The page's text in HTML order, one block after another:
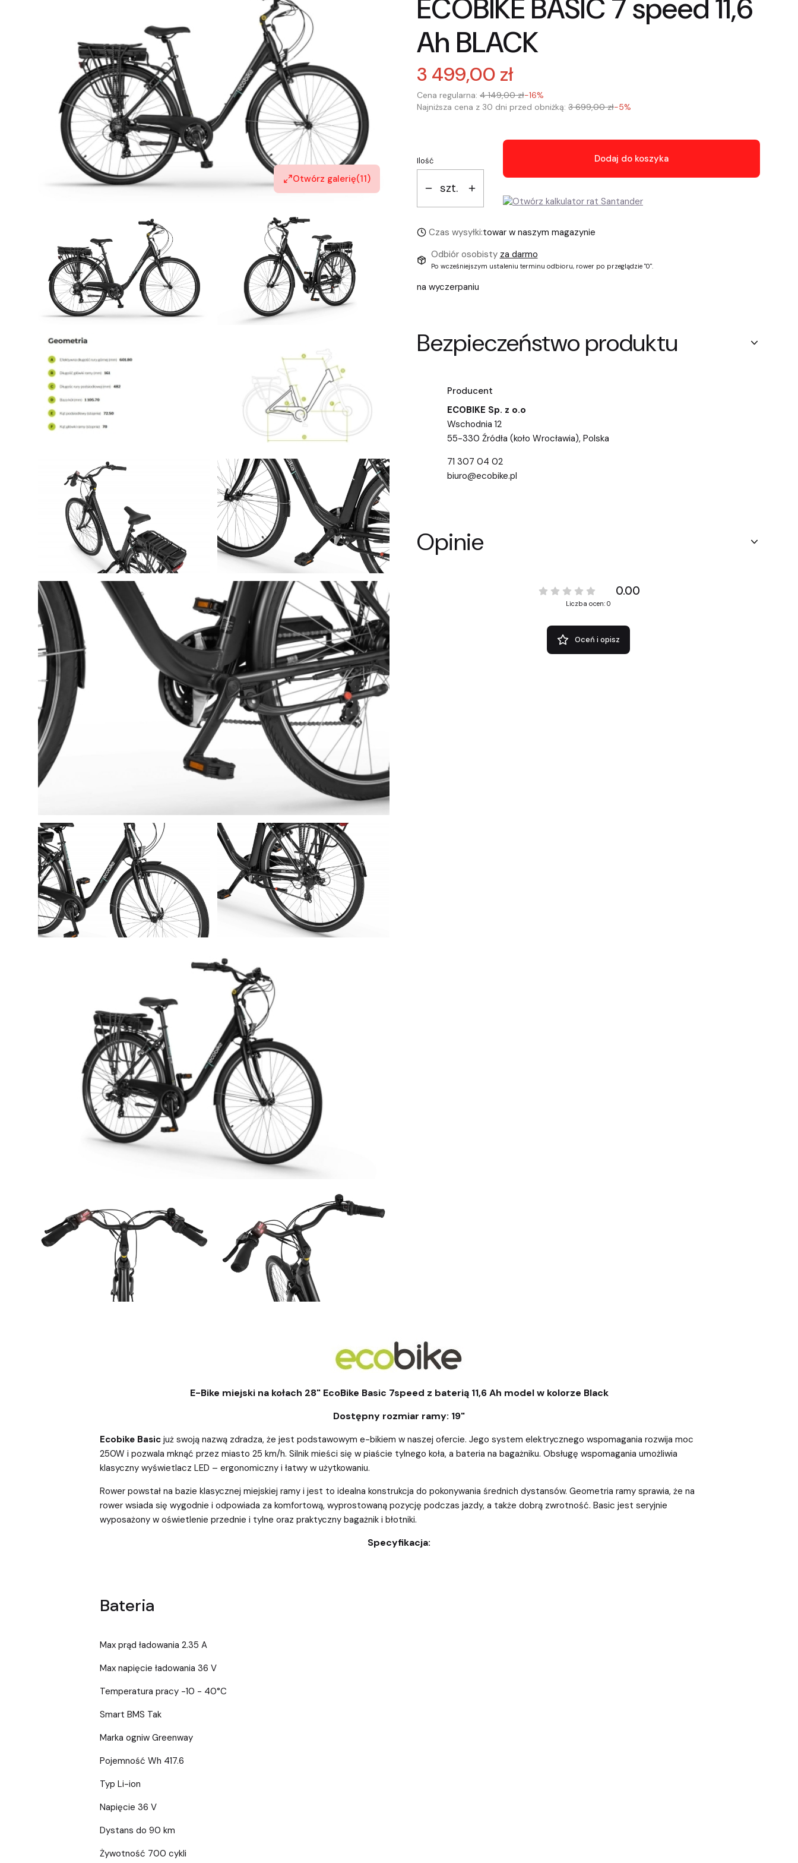
Otwórz galerię(11)
ECOBIKE BASIC 7 speed 11,6
Ah BLACK
3 499,00 zł
Cena regularna: 4 149,00 zł-16%
Najniższa cena z 30 dni przed obniżką: 3 699,00 zł-5%
Ilość
szt.
Dodaj do koszyka
Czas wysyłki:towar w naszym magazynie
Odbiór osobisty za darmo
Po wcześniejszym ustaleniu terminu odbioru, rower po przeglądzie "0".
na wyczerpaniu
Bezpieczeństwo produktu
Producent
ECOBIKE Sp. z o.o
Wschodnia 12
55-330 Źródła (koło Wrocławia), Polska
71 307 04 02
biuro@ecobike.pl
Opinie
0.00
Liczba ocen: 0
Oceń i opisz
E-Bike miejski na kołach 28" EcoBike Basic 7speed z baterią 11,6 Ah model w kolorze Black
Dostępny rozmiar ramy: 19"
Ecobike Basic już swoją nazwą zdradza, że jest podstawowym e-bikiem w naszej ofercie. Jego system elektrycznego wspomagania rozwija moc
250W i pozwala mknąć przez miasto 25 km/h. Silnik mieści się w piaście tylnego koła, a bateria na bagażniku. Obsługę wspomagania umożliwia
klasyczny wyświetlacz LED – ergonomiczny i łatwy w użytkowaniu.
Rower powstał na bazie klasycznej miejskiej ramy i jest to idealna konstrukcja do pokonywania średnich dystansów. Geometria ramy sprawia, że na
rower wsiada się wygodnie i odpowiada za komfortową, wyprostowaną pozycję podczas jazdy, a także dobrą zwrotność. Basic jest seryjnie
wyposażony w oświetlenie przednie i tylne oraz praktyczny bagażnik i błotniki.
Specyfikacja:
Bateria
Max prąd ładowania 2.35 A
Max napięcie ładowania 36 V
Temperatura pracy -10 - 40°C
Smart BMS Tak
Marka ogniw Greenway
Pojemność Wh 417.6
Typ Li-ion
Napięcie 36 V
Dystans do 90 km
Żywotność 700 cykli